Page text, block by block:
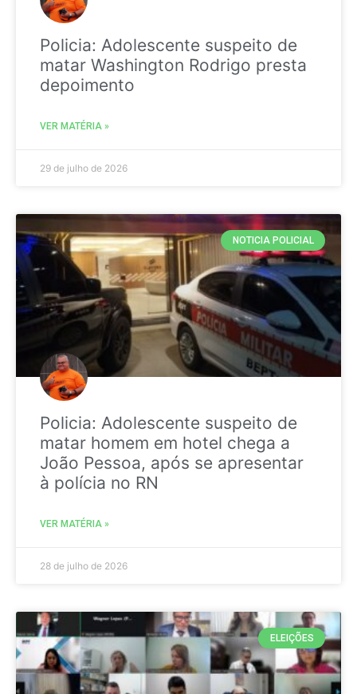
Policia: Adolescente suspeito de
matar Washington Rodrigo presta
depoimento
VER MATÉRIA »
29 de julho de 2026
NOTICIA POLICIAL
Policia: Adolescente suspeito de
matar homem em hotel chega a
João Pessoa, após se apresentar
à polícia no RN
VER MATÉRIA »
28 de julho de 2026
ELEIÇÕES